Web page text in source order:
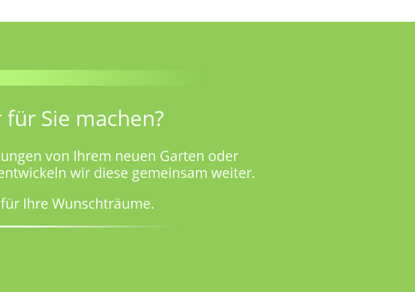
Sie machen?
von Ihrem neuen Garten oder
wir diese gemeinsam weiter.
Ihre Wunschträume.